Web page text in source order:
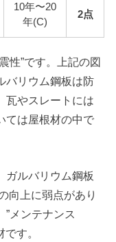
10年〜20
年(C)
2点
性”です。上記の図
バリウム鋼板は防
瓦やスレートには
ては屋根材の中で
ガルバリウム鋼板
向上に弱点があり
メンテナンス
す。